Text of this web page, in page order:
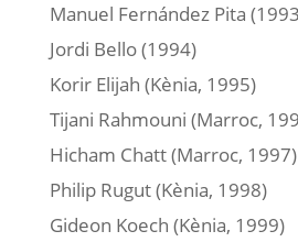
Manuel Fernández Pita
Jordi Bello (1994)
Korir Elijah (Kènia, 1995)
Tijani Rahmouni (Marroc,
Hicham Chatt (Marroc, 1997)
Philip Rugut (Kènia, 1998)
Gideon Koech (Kènia, 1999)